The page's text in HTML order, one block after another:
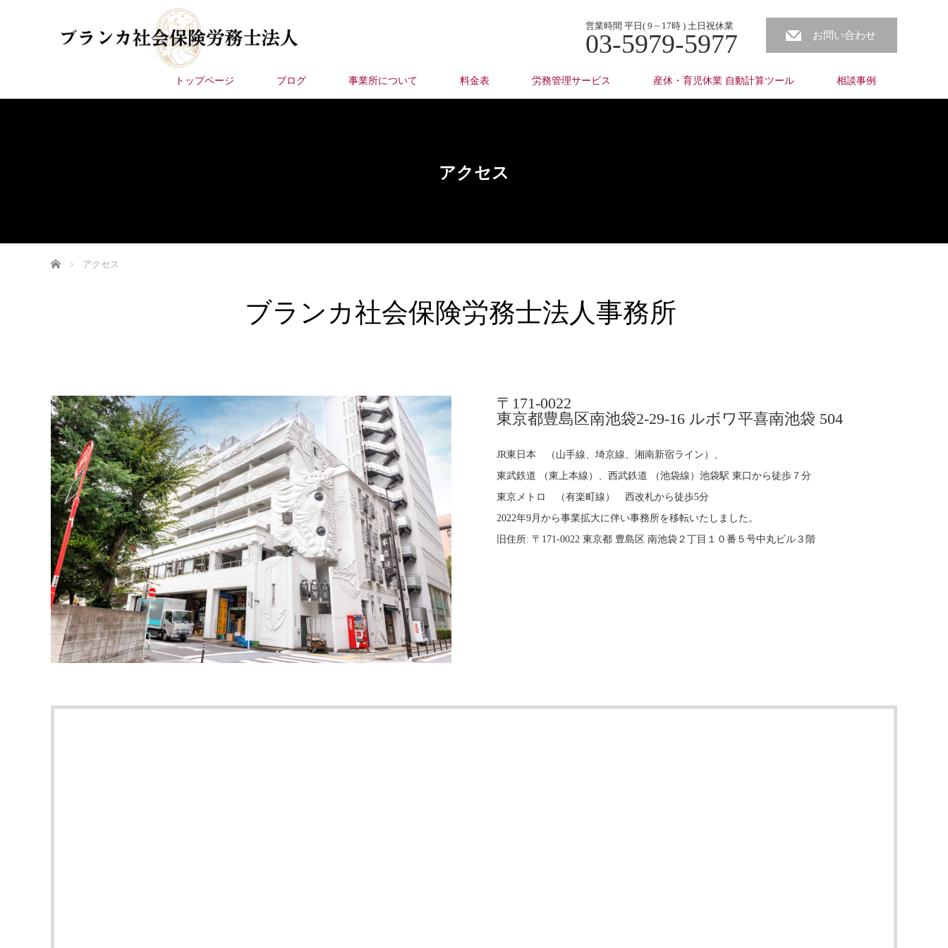
営業時間 平日( 9 ~ 17時 ) 土日祝休業
03-5979-5977 お問い合わせ
トップページ ブログ 事業所について 料金表 労務管理サービス 産休・育児休業 自動計算ツール 相談事例
アクセス
ホーム アクセス
ブランカ社会保険労務士法人事務所
〒171-0022
東京都豊島区南池袋2-29-16 ルボワ平喜南池袋 504
JR東日本 （山手線、埼京線、湘南新宿ライン）、
東武鉄道 （東上本線）、西武鉄道 （池袋線）池袋駅 東口から徒歩７分
東京メトロ （有楽町線） 西改札から徒歩5分
2022年9月から事業拡大に伴い事務所を移転いたしました。
旧住所: 〒171-0022 東京都 豊島区 南池袋２丁目１０番５号中丸ビル３階